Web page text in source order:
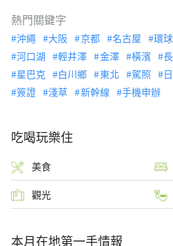
熱門關鍵字
沖繩 大阪 京都 名古屋 環
河口湖
輕井澤 金澤 橫濱
星巴克
白川鄉 東北 駕照
簽證
淺草 新幹線 手機申辦
吃喝玩樂住
美食
觀光
本月在地第一手情報